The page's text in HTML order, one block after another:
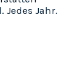
Jedes Jahr.